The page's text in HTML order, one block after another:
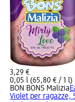
3,29 €
0,05 l (65,80 € / 1 l)
BON BONS Malizia
Violet per ragazze,